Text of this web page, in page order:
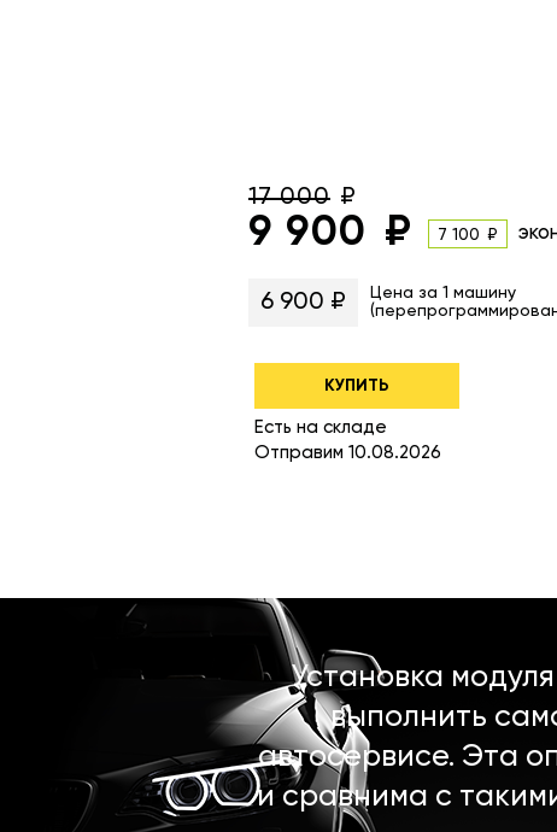
17 000
9 900 7 100
6 900 ₽
Цена за 1 машину
КУПИТЬ
Есть на складе
Отправим 10.08.2026
Установка модуля
выполнить
автосервисе. Эта
и сравнима с